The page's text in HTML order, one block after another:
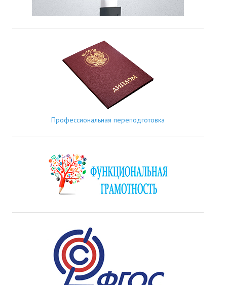
Профессиональная переподготовка